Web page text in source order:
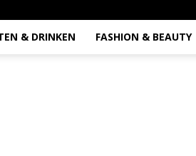
& DRINKEN FASHION & BEAUTY